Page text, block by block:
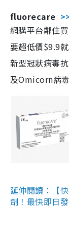
fluorecare
網購平台鄰住
要超低價$9.9
新型冠狀病毒
及Omicorn病
延伸閱讀：【
劑！最快即日